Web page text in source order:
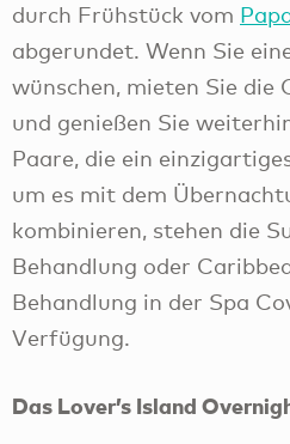
durch Frühstück vom
abgerundet. Wenn Sie
wünschen, mieten Sie die
und genießen Sie
Paare, die ein
um es mit dem
kombinieren, stehen die
Behandlung oder
Behandlung in der Spa
Verfügung.
Das Lover’s Island